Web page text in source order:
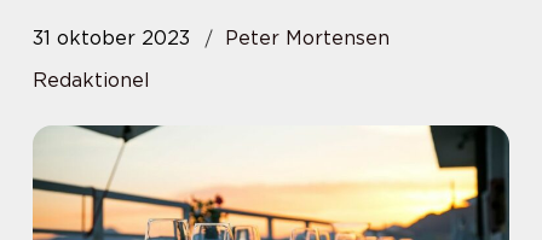
31 oktober 2023
Peter Mortensen
Redaktionel